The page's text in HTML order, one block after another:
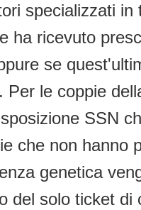
specializzati
ha ricevuto
se
Per le coppie
SSN
che non hanno
genetica
del solo ticket